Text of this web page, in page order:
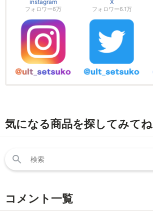
instagram
フォロワー6万
X
フォロワー6.1万
気になる商品を探してみてね
索:
コメント一覧